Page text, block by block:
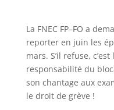
La FNEC FP–FO a
reporter en juin les
mars. S’il refuse,
responsabilité du
son chantage aux
le droit de grève !